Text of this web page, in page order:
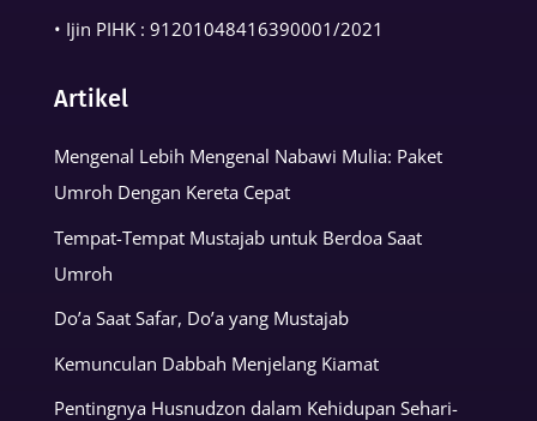
• Ijin PIHK : 91201048416390001/2021
Artikel
Mengenal Lebih Mengenal Nabawi Mulia: Paket
Umroh Dengan Kereta Cepat
Tempat-Tempat Mustajab untuk Berdoa Saat
Umroh
Do’a Saat Safar, Do’a yang Mustajab
Kemunculan Dabbah Menjelang Kiamat
Pentingnya Husnudzon dalam Kehidupan Sehari-